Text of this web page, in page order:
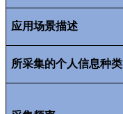
应用场景描述
所采集的个人信息种类